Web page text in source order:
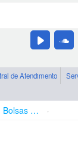
de Atendimento
Bolsas e Auxílios Vigentes